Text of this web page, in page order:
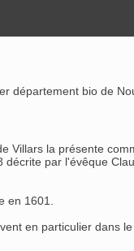
département bio de
Villars la présente
par l'évêque
en 1601.
en particulier dans